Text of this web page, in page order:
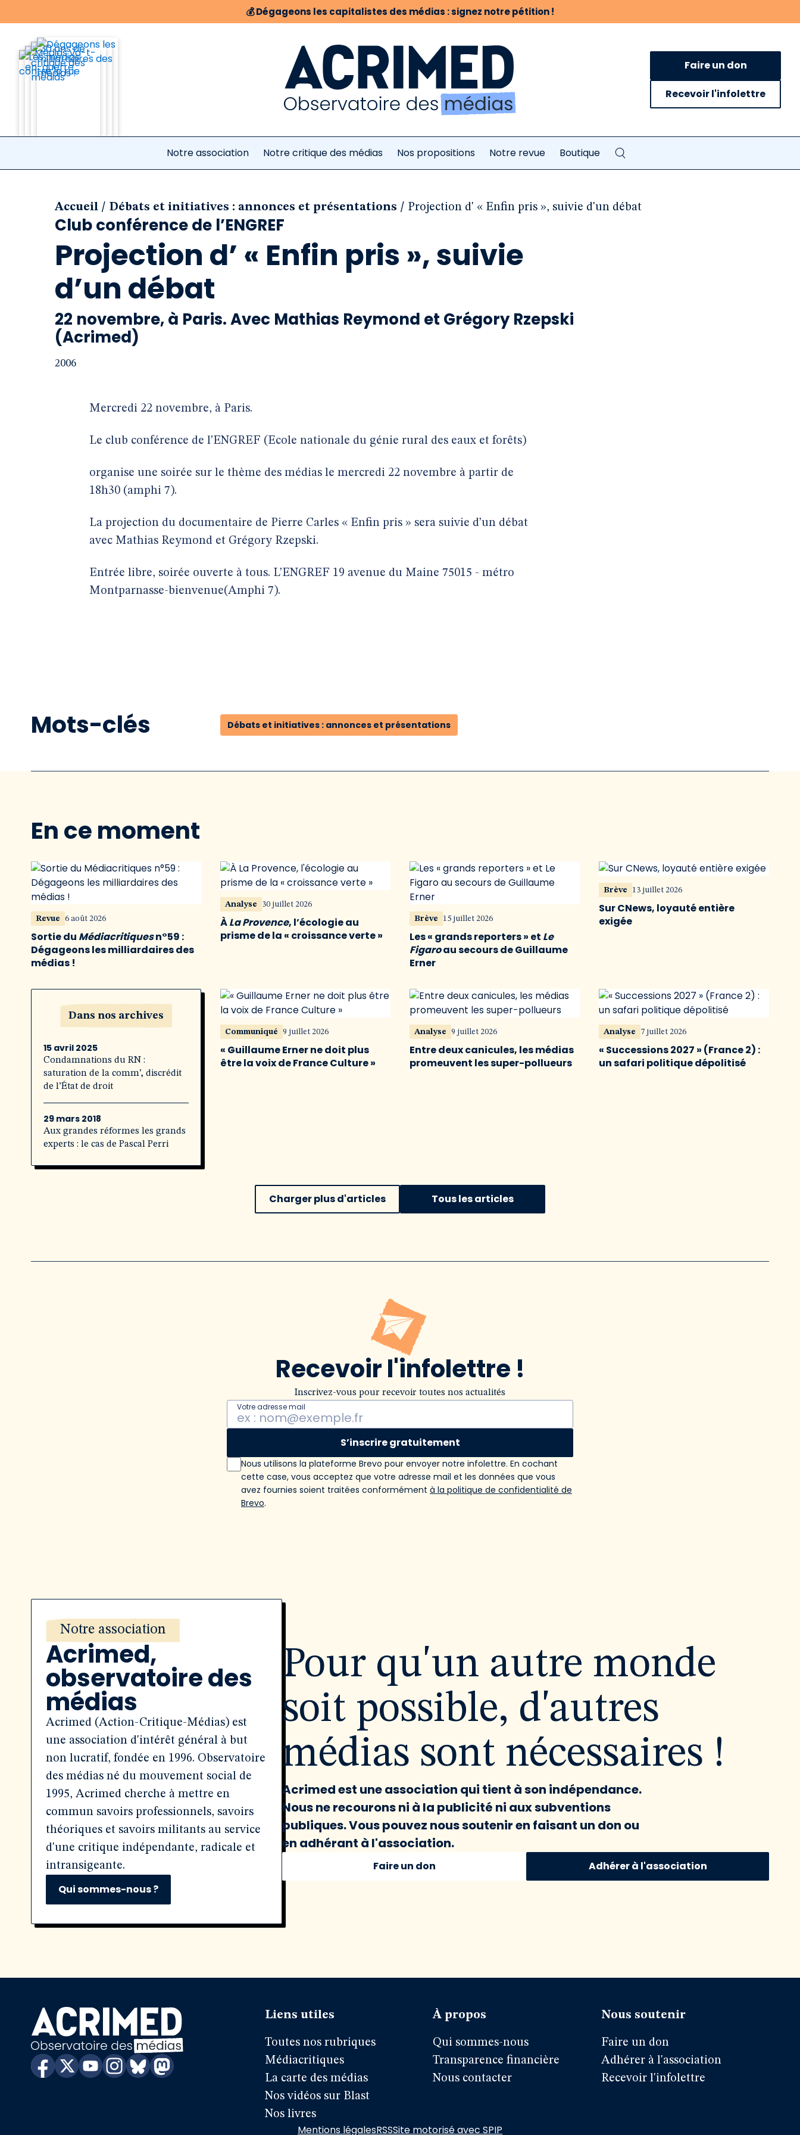
💰Dégageons les capitalistes des médias : signez notre pétition !
Faire un don
Recevoir l'infolettre
Notre association Notre critique des médias Nos propositions Notre revue Boutique
Accueil / Débats et initiatives : annonces et présentations / Projection d' « Enfin pris », suivie d'un débat
Club conférence de l’ENGREF
Projection d’ « Enfin pris », suivie
d’un débat
22 novembre, à Paris. Avec Mathias Reymond et Grégory Rzepski
(Acrimed)
2006
Mercredi 22 novembre, à Paris.
Le club conférence de l’ENGREF (Ecole nationale du génie rural des eaux et forêts)
organise une soirée sur le thème des médias le mercredi 22 novembre à partir de
18h30 (amphi 7).
La projection du documentaire de Pierre Carles « Enfin pris » sera suivie d’un débat
avec Mathias Reymond et Grégory Rzepski.
Entrée libre, soirée ouverte à tous. L’ENGREF 19 avenue du Maine 75015 - métro
Montparnasse-bienvenue(Amphi 7).
Mots-clés Débats et initiatives : annonces et présentations
En ce moment
Revue 6 août 2026
Sortie du Médiacritiquesn°59 :
Dégageons les milliardaires des
médias !
Analyse 30 juillet 2026
ÀLa Provence, l’écologie au
prisme de la « croissance verte »
Brève 15 juillet 2026
Les « grands reporters » et Le
Figaroau secours de Guillaume
Erner
Brève 13 juillet 2026
Sur CNews, loyauté entière
exigée
Dans nos archives
15 avril 2025
Condamnations du RN :
saturation de la comm’, discrédit
de l’État de droit
29 mars 2018
Aux grandes réformes les grands
experts : le cas de Pascal Perri
Communiqué 9 juillet 2026
« Guillaume Erner ne doit plus
être la voix de France Culture »
Analyse 9 juillet 2026
Entre deux canicules, les médias
promeuvent les super-pollueurs
Analyse 7 juillet 2026
« Successions 2027 » (France 2) :
un safari politique dépolitisé
Charger plus d'articles Tous les articles
Recevoir l'infolettre !
Inscrivez-vous pour recevoir toutes nos actualités
Votre adresse mail
S’inscrire gratuitement
Nous utilisons la plateforme Brevo pour envoyer notre infolettre. En cochant
cette case, vous acceptez que votre adresse mail et les données que vous
avez fournies soient traitées conformément à la politique de confidentialité de
Brevo.
Notre association
Acrimed,
observatoire des
médias
Acrimed (Action-Critique-Médias) est
une association d'intérêt général à but
non lucratif, fondée en 1996. Observatoire
des médias né du mouvement social de
1995, Acrimed cherche à mettre en
commun savoirs professionnels, savoirs
théoriques et savoirs militants au service
d'une critique indépendante, radicale et
intransigeante.
Qui sommes-nous ?
Pour qu'un autre monde
soit possible, d'autres
médias sont nécessaires !
Acrimed est une association qui tient à son indépendance.
Nous ne recourons ni à la publicité ni aux subventions
publiques. Vous pouvez nous soutenir en faisant un don ou
en adhérant à l'association.
Faire un don Adhérer à l'association
Liens utiles
Toutes nos rubriques
Médiacritiques
La carte des médias
Nos vidéos sur Blast
Nos livres
À propos
Qui sommes-nous
Transparence financière
Nous contacter
Nous soutenir
Faire un don
Adhérer à l'association
Recevoir l'infolettre
Mentions légalesRSSSite motorisé avec SPIP